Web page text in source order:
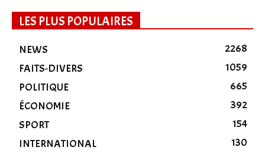
LES PLUS POPULAIRES
NEWS
2268
FAITS-DIVERS
1059
POLITIQUE
665
ÉCONOMIE
392
SPORT
154
INTERNATIONAL
130